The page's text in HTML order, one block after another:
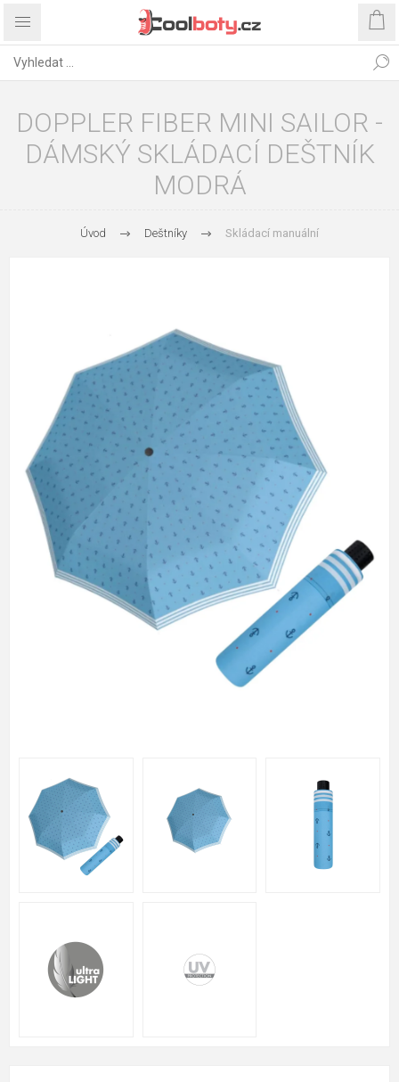
DOPPLER FIBER MINI SAILOR -
DÁMSKÝ SKLÁDACÍ DEŠTNÍK
MODRÁ
Úvod Deštníky Skládací manuální